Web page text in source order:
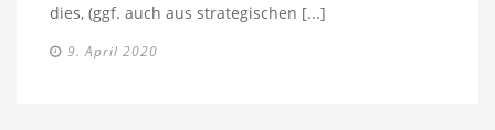
dies, (ggf. auch aus strategischen [...]
9. April 2020